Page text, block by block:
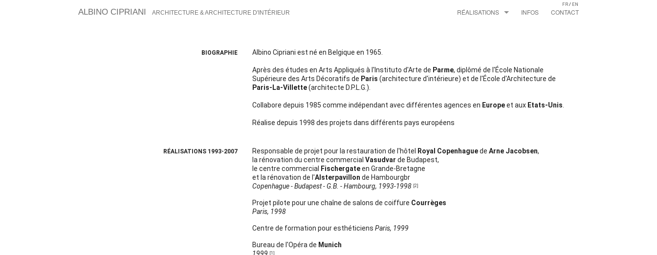
ALBINO CIPRIANI ARCHITECTURE & ARCHITECTURE D'INTÉRIEUR
FR/ EN
RÉALISATIONS
APPARTEMENTS
LOFTS
INFOS CONTACT
BIOGRAPHIE Albino Cipriani est né en Belgique en 1965.
Après des études en Arts Appliqués à l'Instituto d'Arte de Parme, diplômé de l'École Nationale
Supérieure des Arts Décoratifs de Paris (architecture d'intérieure) et de l'École d'Architecture de
Paris-La-Villette(architecte D.P.L.G.).
Collabore depuis 1985 comme indépendant avec différentes agences en Europeet aux Etats-Unis
Réalise depuis 1998 des projets dans différents pays européens
RÉALISATIONS 1993-2007 Responsable de projet pour la restauration de l'hôtel Royal CopenhaguedeArne Jacobsen,
la rénovation du centre commercialVasudvar de Budapest,
le centre commercial
Fischergateen Grande-Bretagne
et la rénovation de l'Alsterpavillon de Hambourgbr
Copenhague - Budapest - G.B. - Hambourg, 1993-1998 [2]
Projet pilote pour une chaîne de salons de coiffure Courrèges
Paris, 1998
Centre de formation pour esthéticiensParis, 1999
Bureau de l'Opéra de Munich
[1]